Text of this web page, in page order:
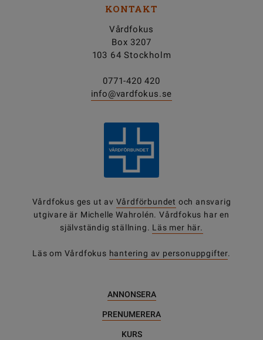
KONTAKT
Vårdfokus
Box 3207
103 64 Stockholm
0771-420 420
info@vardfokus.se
Vårdfokus ges ut av Vårdförbundet och ansvarig
utgivare är Michelle Wahrolén. Vårdfokus har en
självständig ställning. Läs mer här.
Läs om Vårdfokus hantering av personuppgifter.
ANNONSERA
PRENUMERERA
KURS